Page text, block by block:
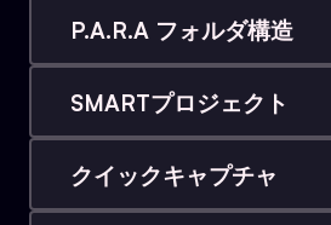
り、整理を可能にします。
べてのピースが結びついているた
ものに集中し続けることができま
Obsibrainは目標に基づいたソリ
ユーザーが継続して目標達成に注
ートします。
P.A.R.A フォルダ構造
Vaultに直接組み込まれた、クリ
理システムを活用します。ページ
の設定済みコマンドも完備されて
SMARTプロジェクト
SMART基準を使用して、明確で
クトを作成します。曖昧な目標は
すべてが測定可能で実行可能にな
クイックキャプチャ
キーボードショートカット一つ